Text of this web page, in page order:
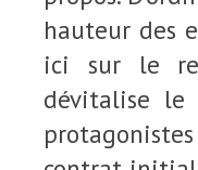
hauteur des
ici sur le
dévitalise le